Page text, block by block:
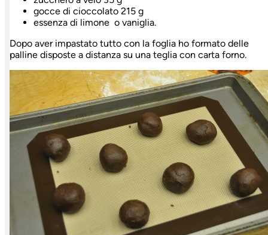
gocce di cioccolato 215 g
essenza di limone o vaniglia.
Dopo aver impastato tutto con la foglia ho formato delle
palline disposte a distanza su una teglia con carta forno.